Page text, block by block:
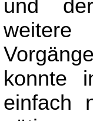
und
weitere
konnte
einfach